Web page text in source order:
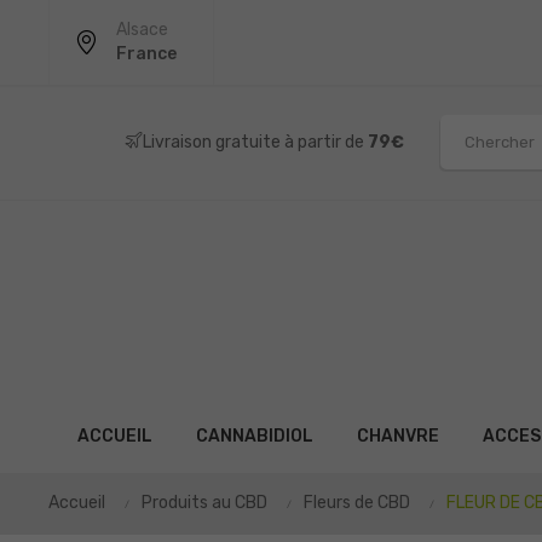
Alsace
France
Livraison gratuite à partir de 79€
ACCUEIL CANNABIDIOL CHANVRE
Accueil Produits au CBD Fleurs de CBD FLEUR DE